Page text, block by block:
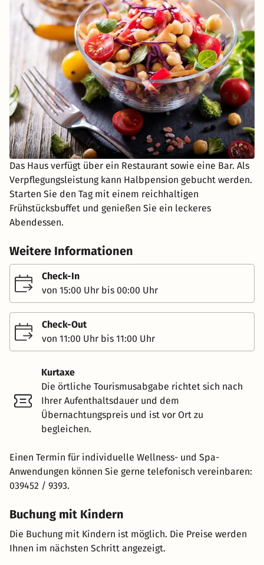
Das Haus verfügt über ein Restaurant sowie eine Bar. Als
Verpflegungsleistung kann Halbpension gebucht werden.
Starten Sie den Tag mit einem reichhaltigen
Frühstücksbuffet und genießen Sie ein leckeres
Abendessen.
Weitere Informationen
Check-In
von 15:00 Uhr bis 00:00 Uhr
Check-Out
von 11:00 Uhr bis 11:00 Uhr
Kurtaxe
Die örtliche Tourismusabgabe richtet sich nach
Ihrer Aufenthaltsdauer und dem
Übernachtungspreis und ist vor Ort zu
begleichen.
Einen Termin für individuelle Wellness- und Spa-
Anwendungen können Sie gerne telefonisch vereinbaren:
039452 / 9393.
Buchung mit Kindern
Die Buchung mit Kindern ist möglich. Die Preise werden
Ihnen im nächsten Schritt angezeigt.